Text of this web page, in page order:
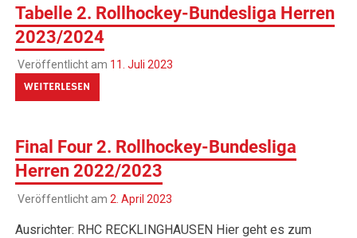
Tabelle 2. Rollhockey-Bundesliga Herren
2023/2024
Veröffentlicht am 11. Juli 2023
WEITERLESEN
Final Four 2. Rollhockey-Bundesliga
Herren 2022/2023
Veröffentlicht am 2. April 2023
Ausrichter: RHC RECKLINGHAUSEN Hier geht es zum